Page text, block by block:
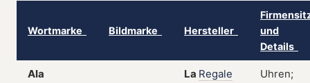
Wortmarke Bildmarke Hersteller
und
Details
Ala La Regale
Uhren;